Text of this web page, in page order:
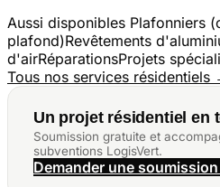
Aussi disponibles Plafonniers
plafond)Revêtements
d'airRéparationsProjets
Tous nos services résidentiels
Un projet résidentiel en
Soumission gratuite et
subventions LogisVert.
Demander une soumission